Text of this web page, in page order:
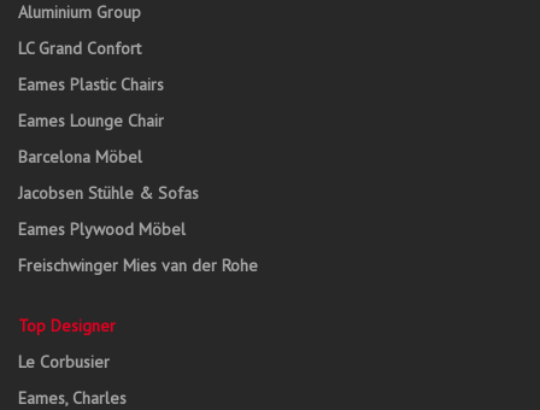
Aluminium Group
LC Grand Confort
Eames Plastic Chairs
Eames Lounge Chair
Barcelona Möbel
Jacobsen Stühle & Sofas
Eames Plywood Möbel
Freischwinger Mies van der Rohe
Top Designer
Le Corbusier
Eames, Charles